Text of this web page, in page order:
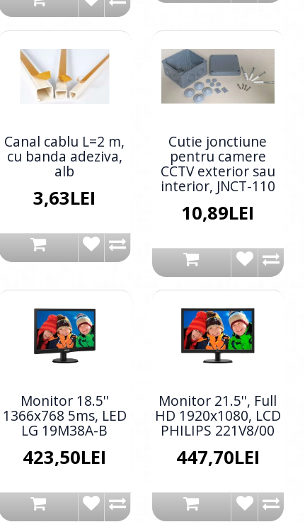
Canal cablu L=2 m,
cu banda adeziva,
alb
3,63LEI
Cutie jonctiune
pentru camere
CCTV exterior sau
interior, JNCT-110
10,89LEI
Monitor 18.5''
1366x768 5ms, LED
LG 19M38A-B
423,50LEI
Monitor 21.5'', Full
HD 1920x1080, LCD
PHILIPS 221V8/00
447,70LEI